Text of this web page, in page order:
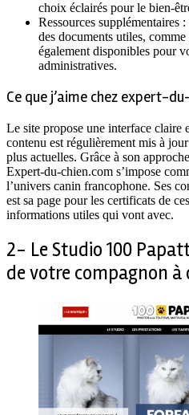
choix éclairés pour le bien-
Ressources supplémentaires
des documents utiles,
également disponibles pour
administratives.
Ce que j’aime chez expert-
Le site propose une interface claire
contenu est régulièrement mis à
plus actuelles. Grâce à son
Expert-du-chien.com s’impose
l’univers canin francophone. Ses
est sa page pour les certificats de
informations utiles qui vont avec.
2- Le Studio 100
de votre compagnon